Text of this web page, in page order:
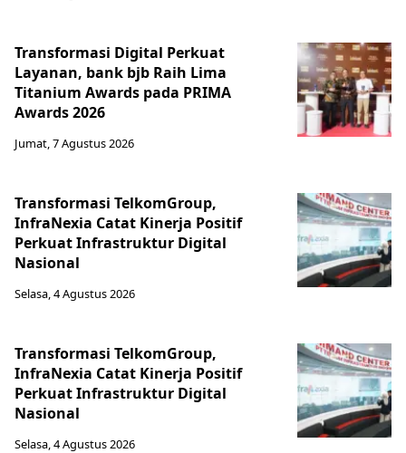
Transformasi Digital Perkuat
Layanan, bank bjb Raih Lima
Titanium Awards pada PRIMA
Awards 2026
Jumat, 7 Agustus 2026
Transformasi TelkomGroup,
InfraNexia Catat Kinerja Positif
Perkuat Infrastruktur Digital
Nasional
Selasa, 4 Agustus 2026
Transformasi TelkomGroup,
InfraNexia Catat Kinerja Positif
Perkuat Infrastruktur Digital
Nasional
Selasa, 4 Agustus 2026